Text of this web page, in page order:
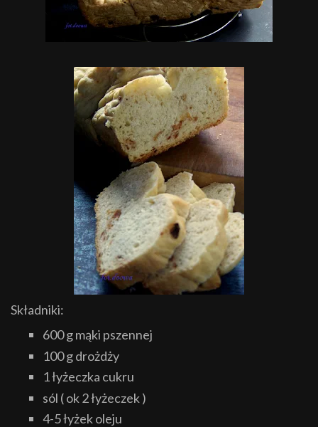
Składniki:
600 g mąki pszennej
100 g drożdży
1 łyżeczka cukru
sól ( ok 2 łyżeczek )
4-5 łyżek oleju